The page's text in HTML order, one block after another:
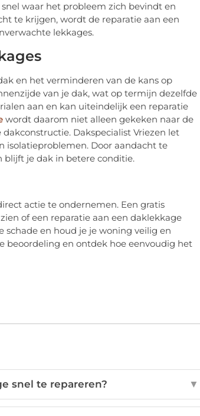
waar het probleem zich bevindt en
te krijgen, wordt de reparatie aan een
lekkages.
en het verminderen van de kans op
van je dak, wat op termijn dezelfde
aan en kan uiteindelijk een reparatie
wordt daarom niet alleen gekeken naar de
Dakspecialist Vriezen let
isolatieproblemen. Door aandacht te
blijft je dak in betere conditie.
actie te ondernemen. Een gratis
of een reparatie aan een daklekkage
schade en houd je je woning veilig en
beoordeling en ontdek hoe eenvoudig het
snel te repareren? ▼